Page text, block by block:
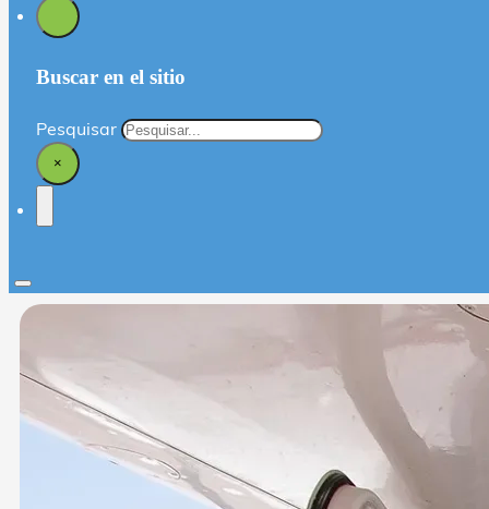
Buscar en el sitio
Pesquisar
×